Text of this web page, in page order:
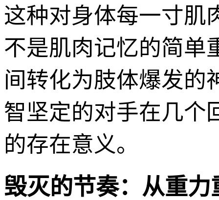
这种对身体每一寸肌
不是肌肉记忆的简单
间转化为肢体爆发的
智坚定的对手在几个
的存在意义。
毁灭的节奏：从重